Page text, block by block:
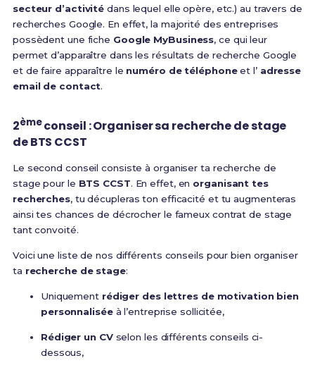
secteur d’activité dans lequel elle opère, etc.) au travers de
recherches Google. En effet, la majorité des entreprises
possèdent une fiche Google MyBusiness, ce qui leur
permet d’apparaître dans les résultats de recherche Google
et de faire apparaître le numéro de téléphoneet l’ adresse
email de contact.
2èmeconseil : Organiser sa recherche de stage
de BTS CCST
Le second conseil consiste à organiser ta recherche de
stage pour le BTS CCST. En effet, en organisant tes
recherches, tu décupleras ton efficacité et tu augmenteras
ainsi tes chances de décrocher le fameux contrat de stage
tant convoité.
Voici une liste de nos différents conseils pour bien organiser
ta recherche de stage:
Uniquement rédiger des lettres de motivation bien
personnaliséeà l’entreprise sollicitée,
Rédiger un CVselon les différents conseils ci-
dessous,